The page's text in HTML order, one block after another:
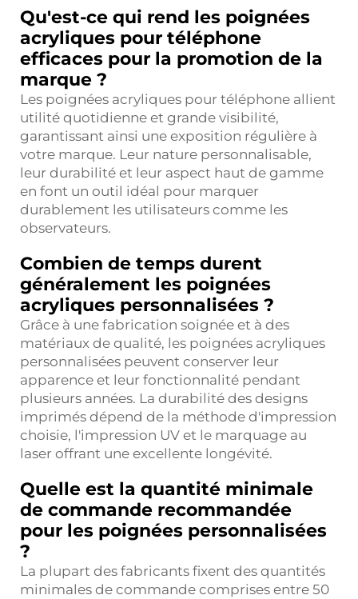
Qu'est-ce qui rend les poignées
acryliques pour téléphone
efficaces pour la promotion de la
marque ?
Les poignées acryliques pour téléphone allient
utilité quotidienne et grande visibilité,
garantissant ainsi une exposition régulière à
votre marque. Leur nature personnalisable,
leur durabilité et leur aspect haut de gamme
en font un outil idéal pour marquer
durablement les utilisateurs comme les
observateurs.
Combien de temps durent
généralement les poignées
acryliques personnalisées ?
Grâce à une fabrication soignée et à des
matériaux de qualité, les poignées acryliques
personnalisées peuvent conserver leur
apparence et leur fonctionnalité pendant
plusieurs années. La durabilité des designs
imprimés dépend de la méthode d'impression
choisie, l'impression UV et le marquage au
laser offrant une excellente longévité.
Quelle est la quantité minimale
de commande recommandée
pour les poignées personnalisées
?
La plupart des fabricants fixent des quantités
minimales de commande comprises entre 50